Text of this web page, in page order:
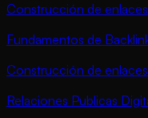
Construcción de enlaces
Fundamentos de
Construcción de enlaces
Relaciones Publicas